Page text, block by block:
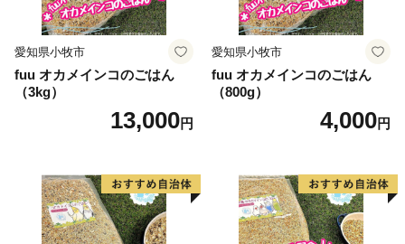
愛知県小牧市
fuu オカメインコのごはん
（3kg）
13,000円
愛知県小牧市
fuu オカメインコのごはん
（800g）
4,000円